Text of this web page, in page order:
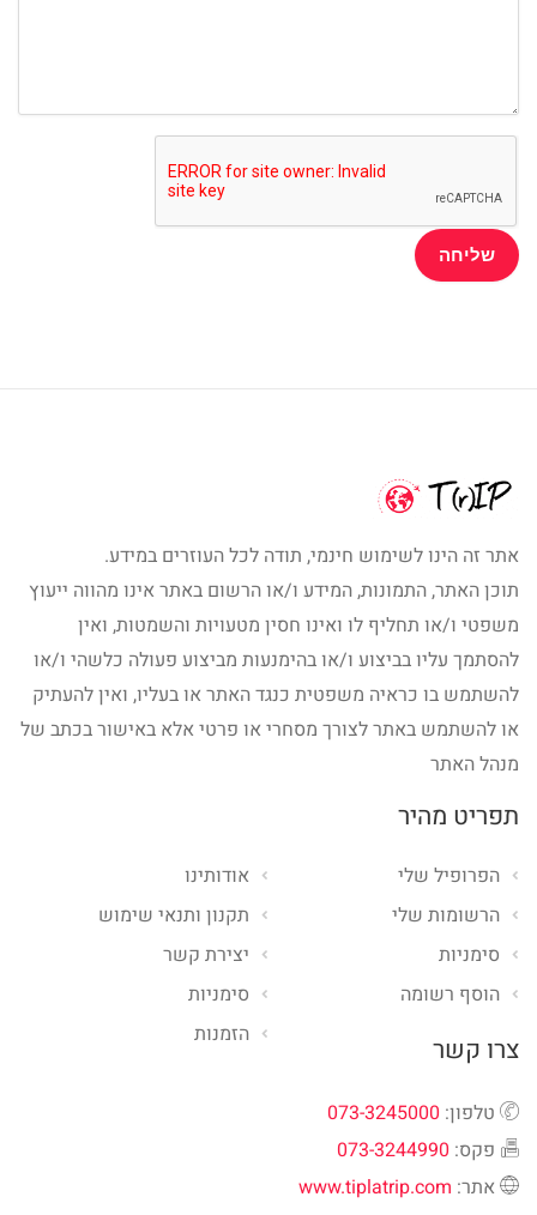
אתר זה הינו לשימוש חינמי, תודה לכל העוזרים במידע.
תוכן האתר, התמונות, המידע ו/או הרשום באתר אינו מהווה ייעוץ
משפטי ו/או תחליף לו ואינו חסין מטעויות והשמטות, ואין
להסתמך עליו בביצוע ו/או בהימנעות מביצוע פעולה כלשהי ו/או
להשתמש בו כראיה משפטית כנגד האתר או בעליו, ואין להעתיק
או להשתמש באתר לצורך מסחרי או פרטי אלא באישור בכתב של
מנהל האתר
תפריט מהיר
אודותינו
תקנון ותנאי שימוש
יצירת קשר
סימניות
הזמנות
הפרופיל שלי
הרשומות שלי
סימניות
הוסף רשומה
צרו קשר
טלפון: 073-3245000
פקס: 073-3244990
אתר: www.tiplatrip.com